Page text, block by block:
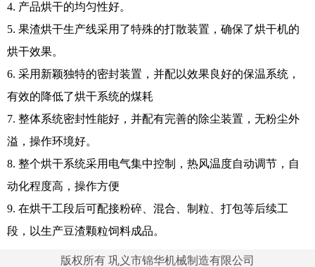
4. 产品烘干的均匀性好。
5. 果渣烘干生产线采用了特殊的打散装置，确保了烘干机的
烘干效果。
6. 采用新颖独特的密封装置，并配以效果良好的保温系统，
有效的降低了烘干系统的煤耗
7. 整体系统密封性能好，并配有完善的除尘装置，无粉尘外
溢，操作环境好。
8. 整个烘干系统采用电气集中控制，热风温度自动调节，自
动化程度高，操作方便
9. 在烘干工段后可配接粉碎、混合、制粒、打包等后续工
段，以生产豆渣颗粒饲料成品。
版权所有 巩义市锦华机械制造有限公司